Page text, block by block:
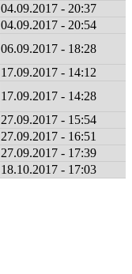
04.09.2017 - 20:37
04.09.2017 - 20:54
06.09.2017 - 18:28
17.09.2017 - 14:12
17.09.2017 - 14:28
27.09.2017 - 15:54
27.09.2017 - 16:51
27.09.2017 - 17:39
18.10.2017 - 17:03